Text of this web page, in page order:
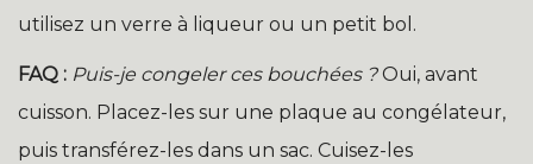
utilisez un verre à liqueur ou un petit bol.
FAQ : Puis-je congeler ces bouchées ?Oui, avant
cuisson. Placez-les sur une plaque au congélateur,
puis transférez-les dans un sac. Cuisez-les